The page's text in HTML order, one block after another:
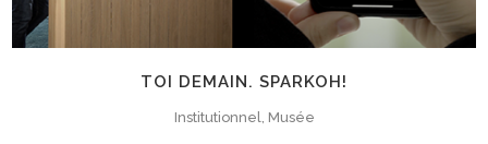
TOI DEMAIN. SPARKOH!
Institutionnel, Musée